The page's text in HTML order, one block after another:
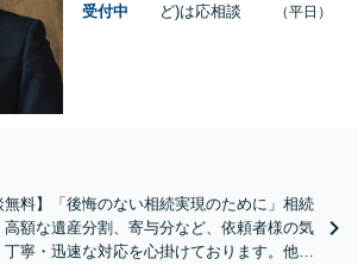
受付中
ど)は応相談
（平日）
無料】「後悔のない相続実現のために」相続
額な遺産分割、寄与分など、依頼者様の気
寧・迅速な対応を心掛けております。他士